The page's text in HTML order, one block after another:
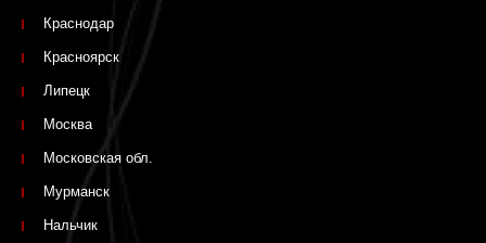
Краснодар
Красноярск
Липецк
Москва
Московская обл.
Мурманск
Нальчик